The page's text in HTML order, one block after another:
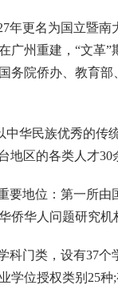
更名为国立暨
州重建，“文革
务院侨办、教育
华民族优秀的
区的各类人才30
地位：第一所
侨华人问题研究
门类，设有37
位授权类别25种